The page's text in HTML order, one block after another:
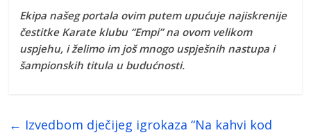
Ekipa našeg portala ovim putem upućuje najiskrenije
čestitke Karate klubu “Empi” na ovom velikom
uspjehu, i želimo im još mnogo uspješnih nastupa i
šampionskih titula u budućnosti.
← Izvedbom dječijeg igrokaza “Na kahvi kod